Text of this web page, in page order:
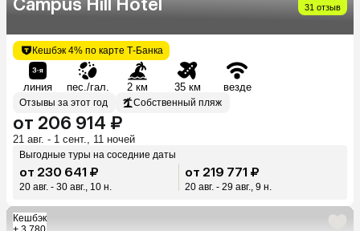
Campus Hill Hotel 31 отзыв
Кешбэк 4% по карте Т-Банка
линия пес./гал. 2 км 35 км везде
Отзывы за этот год Собственный пляж
от 206 914 ₽
21 авг. - 1 сент., 11 ночей
Выгодные туры на соседние даты
от 230 641 ₽
20 авг. - 30 авг., 10 н.
от 219 771 ₽
20 авг. - 29 авг., 9 н.
Кешбэк